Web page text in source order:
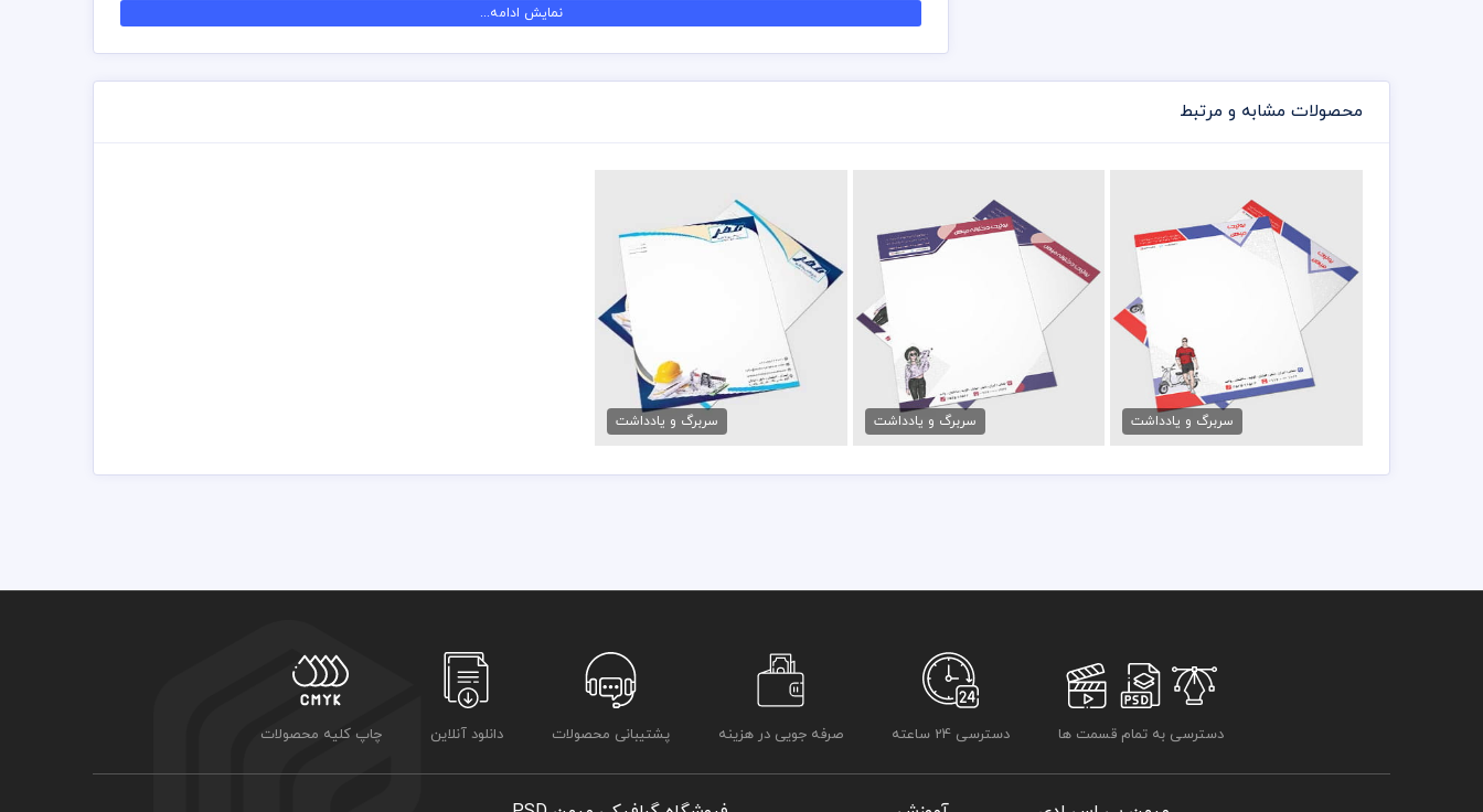
در طراحی سربرگ میهن پی اس دی از تصاویر و وکتورهای باکیفیت استفاده شده است برای استفاده و چاپ رعایت نکات زیر الزامی می
باشد
رعایت کلیه قوانین موجود در سایت به عهده خریدار می باشد
نمایش ادامه...
محصولات مشابه و مرتبط
فایل سربرگ پوشاک مردانه
79,000 تومان
سربرگ و یادداشت
سربرگ بوتیک لباس
79,000 تومان
سربرگ و یادداشت
دانلود سربرگ معماری
79,000 تومان
سربرگ و یادداشت
دسترسی به تمام قسمت ها دسترسی 24 ساعته صرفه جویی در هزینه پشتیبانی محصولات دانلود آنلاین چاپ کلیه محصولات